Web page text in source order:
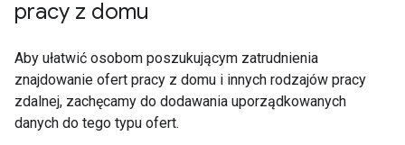
pracy z domu
Aby ułatwić osobom poszukującym zatrudnienia
znajdowanie ofert pracy z domu i innych rodzajów pracy
zdalnej, zachęcamy do dodawania uporządkowanych
danych do tego typu ofert.